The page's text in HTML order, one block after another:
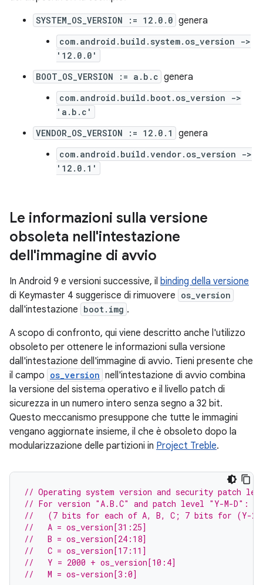
SYSTEM_OS_VERSION := 12.0.0 genera
com.android.build.system.os_version ->
'12.0.0'
BOOT_OS_VERSION := a.b.c genera
com.android.build.boot.os_version ->
'a.b.c'
VENDOR_OS_VERSION := 12.0.1
genera
com.android.build.vendor.os_version ->
'12.0.1'
Le informazioni sulla versione
obsoleta nell'intestazione
dell'immagine di avvio
In Android 9 e versioni successive, il binding della versione
di Keymaster 4 suggerisce di rimuovere os_version
dall'intestazione boot.img .
A scopo di confronto, qui viene descritto anche l'utilizzo
obsoleto per ottenere le informazioni sulla versione
dall'intestazione dell'immagine di avvio. Tieni presente che
il campo os_version nell'intestazione di avvio combina
la versione del sistema operativo e il livello patch di
sicurezza in un numero intero senza segno a 32 bit.
Questo meccanismo presuppone che tutte le immagini
vengano aggiornate insieme, il che è obsoleto dopo la
modularizzazione delle partizioni in Project Treble.
// Operating system version and security patch
// For version "A.B.C" and patch level "Y-M-D":
//   (7 bits for each of A, B, C; 7 bits for (Y-
//   A = os_version[31:25]
//   B = os_version[24:18]
//   C = os_version[17:11]
//   Y = 2000 + os_version[10:4]
//   M = os-version[3:0]